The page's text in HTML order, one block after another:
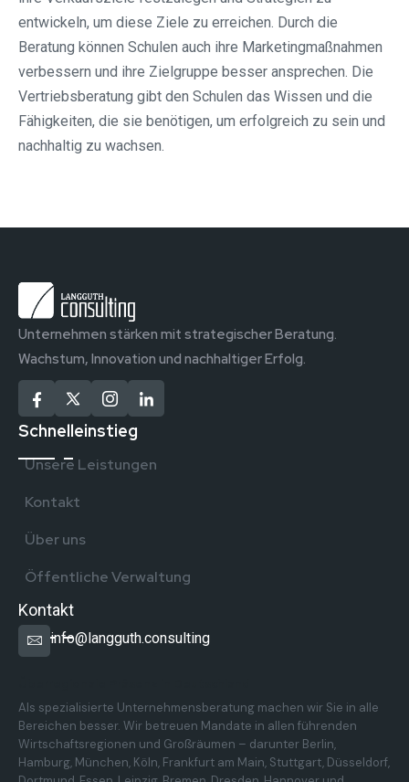
entwickeln, um diese Ziele zu erreichen. Durch die
Beratung können Schulen auch ihre Marketingmaßnahmen
verbessern und ihre Zielgruppe besser ansprechen. Die
Vertriebsberatung gibt den Schulen das Wissen und die
Fähigkeiten, die sie benötigen, um erfolgreich zu sein und
nachhaltig zu wachsen.
Unternehmen stärken mit strategischer Beratung.
Wachstum, Innovation und nachhaltiger Erfolg.
Schnelleinstieg
Unsere Leistungen
Kontakt
Über uns
Öffentliche Verwaltung
Kontakt
info@langguth.consulting
Als spezialisierte Unternehmensberatung machen wir Sie in alle
Bereichen besser. Wir betreuen Mandate in allen führenden
Wirtschaftsregionen und Großräumen – darunter Berlin,
Hamburg, München, Köln, Frankfurt am Main, Stuttgart, Düsseldorf,